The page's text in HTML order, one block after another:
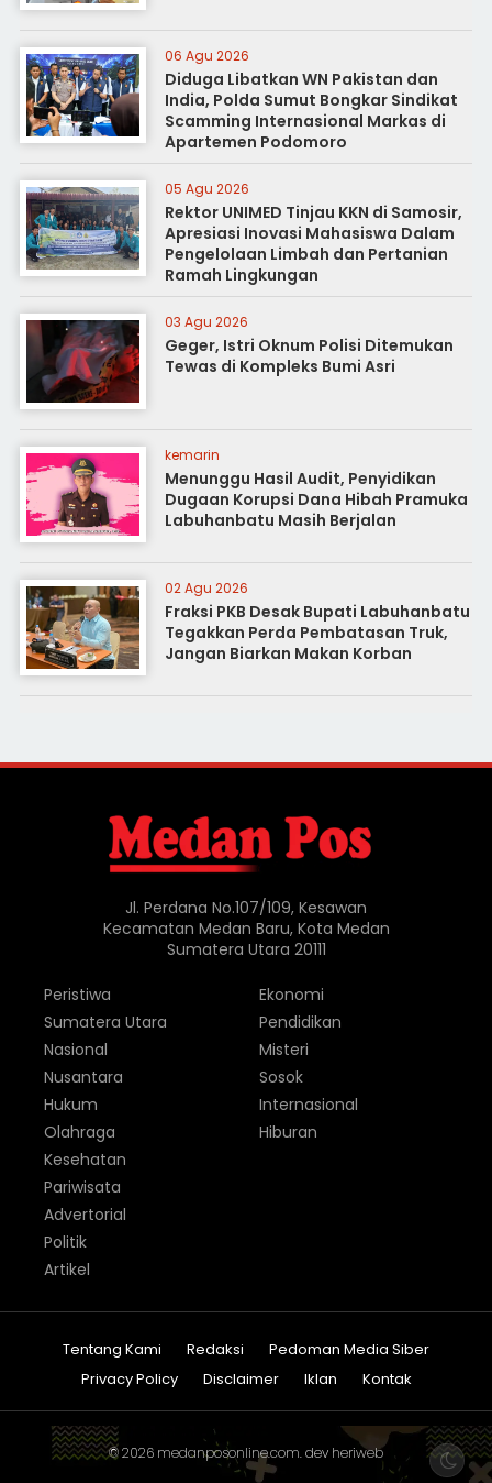
06 Agu 2026
Diduga Libatkan WN Pakistan dan
India, Polda Sumut Bongkar Sindikat
Scamming Internasional Markas di
Apartemen Podomoro
05 Agu 2026
Rektor UNIMED Tinjau KKN di Samosir,
Apresiasi Inovasi Mahasiswa Dalam
Pengelolaan Limbah dan Pertanian
Ramah Lingkungan
03 Agu 2026
Geger, Istri Oknum Polisi Ditemukan
Tewas di Kompleks Bumi Asri
kemarin
Menunggu Hasil Audit, Penyidikan
Dugaan Korupsi Dana Hibah Pramuka
Labuhanbatu Masih Berjalan
02 Agu 2026
Fraksi PKB Desak Bupati Labuhanbatu
Tegakkan Perda Pembatasan Truk,
Jangan Biarkan Makan Korban
Jl. Perdana No.107/109, Kesawan
Kecamatan Medan Baru, Kota Medan
Sumatera Utara 20111
Peristiwa
Sumatera Utara
Nasional
Nusantara
Hukum
Olahraga
Ekonomi
Pendidikan
Misteri
Sosok
Internasional
Hiburan
Kesehatan
Pariwisata
Advertorial
Politik
Artikel
Tentang Kami Redaksi
Pedoman Media Siber
Privacy Policy
Disclaimer Iklan Kontak
© 2026 medanposonline.com. dev heriweb